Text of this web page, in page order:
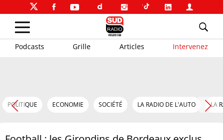
Podcasts Grille Articles Intervenez
POLITIQUE ECONOMIE SOCIÉTÉ LA RADIO DE L'AUTO LA